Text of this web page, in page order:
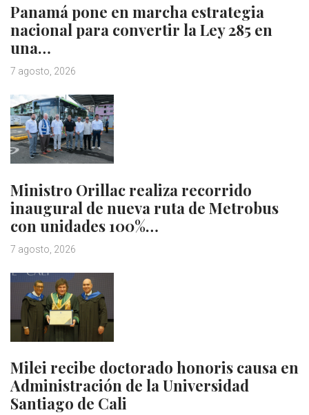
Panamá pone en marcha estrategia
nacional para convertir la Ley 285 en
una…
7 agosto, 2026
Ministro Orillac realiza recorrido
inaugural de nueva ruta de Metrobus
con unidades 100%…
7 agosto, 2026
Milei recibe doctorado honoris causa en
Administración de la Universidad
Santiago de Cali